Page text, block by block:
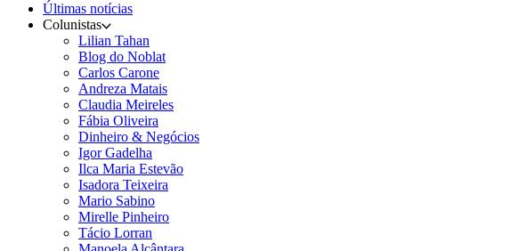
Últimas notícias
Colunistas
Lilian Tahan
Blog do Noblat
Carlos Carone
Andreza Matais
Claudia Meireles
Fábia Oliveira
Dinheiro & Negócios
Igor Gadelha
Ilca Maria Estevão
Isadora Teixeira
Mario Sabino
Mirelle Pinheiro
Tácio Lorran